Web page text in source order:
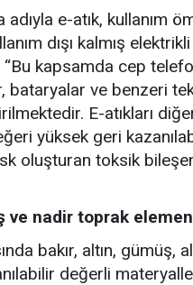
adıyla e-atık, kullanım
dışı kalmış
kapsamda cep
bataryalar ve benzeri
E-atıkları
yüksek geri
oluşturan toksik
ve nadir toprak
bakır, altın,
değerli